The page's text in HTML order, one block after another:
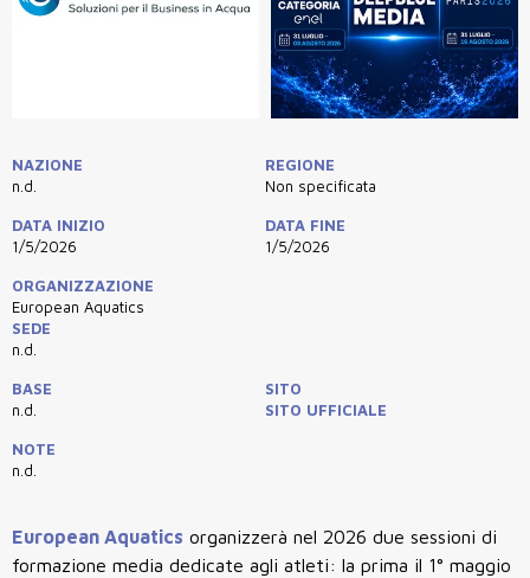
NAZIONE
n.d.
REGIONE
Non specificata
DATA INIZIO
1/5/2026
DATA FINE
1/5/2026
ORGANIZZAZIONE
European Aquatics
SEDE
n.d.
BASE
n.d.
SITO
SITO UFFICIALE
NOTE
n.d.
European Aquatics organizzerà nel 2026 due sessioni di
formazione media dedicate agli atleti: la prima il 1° maggio